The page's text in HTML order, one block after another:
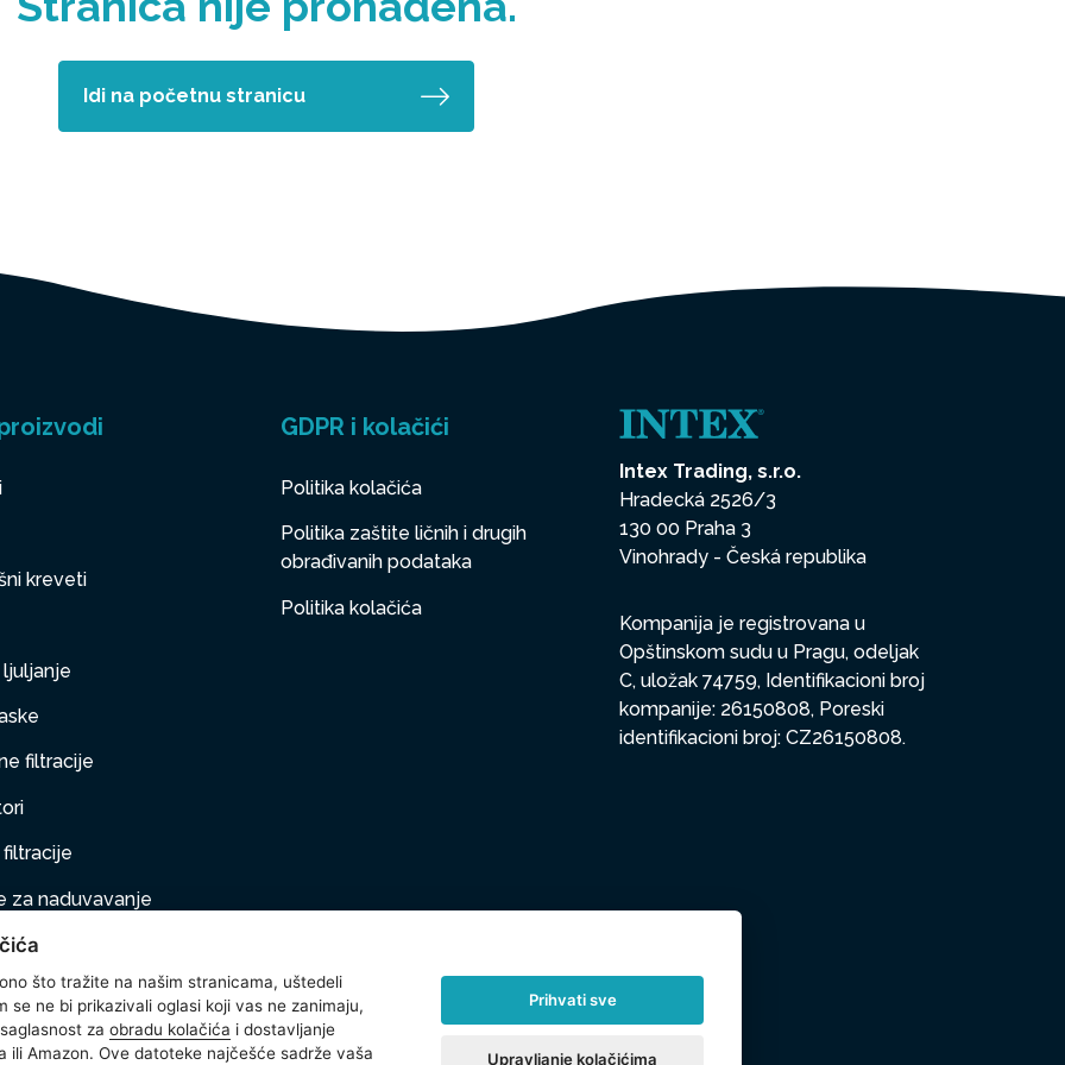
Idi na početnu stranicu
kreveti
filtracije
filtracije
za naduvavanje
na naduvavanje
oprema
GDPR i kolačići
Politika kolačića
Politika zaštite ličnih i drugih
obrađivanih podataka
Politika kolačića
Intex Trading, s.r.o.
Hradecká 2526/3
130 00 Praha 3
Vinohrady - Česká republika
Kompanija je registrovana u
Opštinskom sudu u Pragu, odeljak
C, uložak 74759, Identifikacioni broj
kompanije: 26150808, Poreski
identifikacioni broj: CZ26150808.
što tražite na našim stranicama, uštedeli
se ne bi prikazivali oglasi koji vas ne zanimaju,
za obradu kolačića i dostavljanje
ili Amazon. Ove datoteke najčešće sadrže vaša
Prihvati sve
Upravljanje kolačićima